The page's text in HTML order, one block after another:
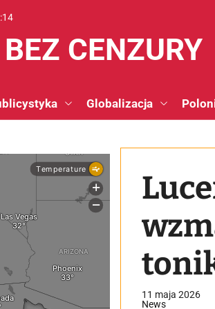
:15
CENZURY
Globalizacja
11 maja 2026
News